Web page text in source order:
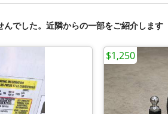
でした。近隣からの一部をご紹介します
$1,250